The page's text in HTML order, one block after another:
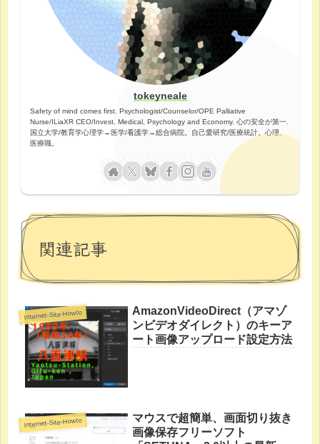
tokeyneale
Safety of mind comes first. Psychologist/Counselor/OPE Palliative
Nurse/ILiaXR CEO/Invest. Medical, Psychology and Economy. 心の安全が第一.
国立大学/教育学心理学→医学/看護学→総合病院。自己愛研究/医療統計。心理、
医療職。
関連記事
Internet-Site-Howto
AmazonVideoDirect（アマゾ
ンビデオダイレクト）のキーア
ート画像アップロード設定方法
Internet-Site-Howto
マウスで超簡単、画面切り抜き
画像保存フリーソフト